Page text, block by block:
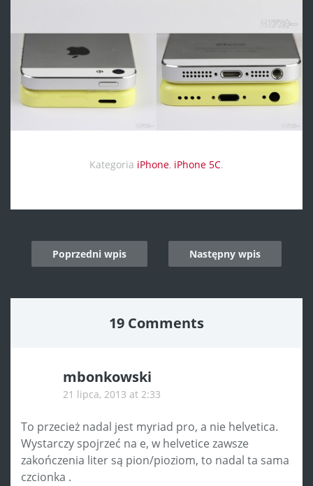
Kategoria iPhone, iPhone 5C.
navigation
Poprzedni wpis Następny wpis
19 Comments
mbonkowski
21 lipca, 2013 at 2:33
To przecież nadal jest myriad pro, a nie helvetica.
Wystarczy spojrzeć na e, w helvetice zawsze
zakończenia liter są pion/pioziom, to nadal ta sama
czcionka .